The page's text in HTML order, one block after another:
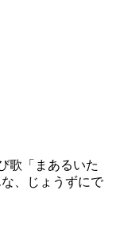
歌「まあるいた
、じょうずにで